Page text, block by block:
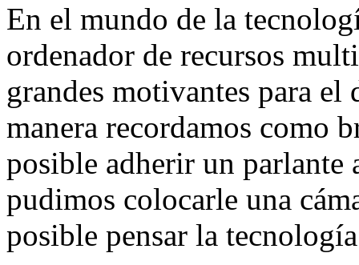
En el mundo de la
ordenador de recursos
grandes motivantes para
manera recordamos como
posible adherir un parlante
pudimos colocarle una
posible pensar la